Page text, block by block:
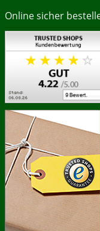
Online sicher